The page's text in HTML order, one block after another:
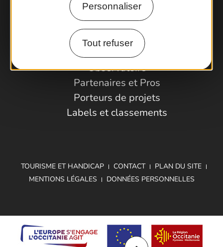
Personnaliser
Tout refuser
Comment venir ?
Espace Pro
Observatoire
Partenaires et Pros
Porteurs de projets
Labels et classements
TOURISME ET HANDICAP CONTACT
PLAN DU SITE
MENTIONS LÉGALES
DONNÉES PERSONNELLES